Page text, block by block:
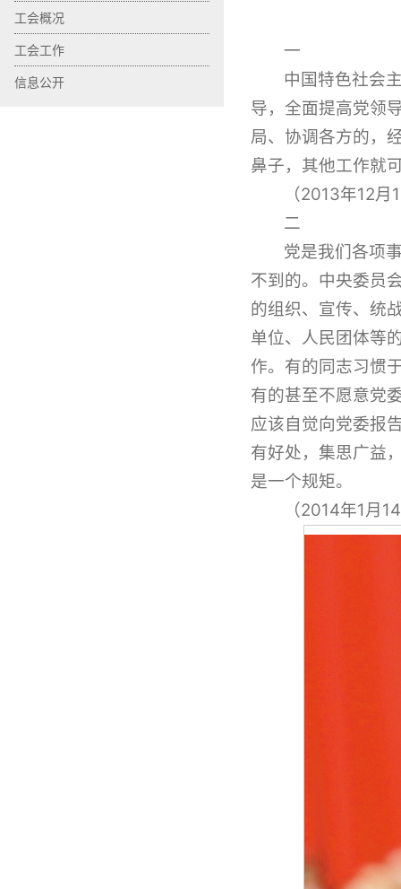
工会概况
工会工作
信息公开
一
中国特色社会
导，全面提高党领
局、协调各方的，
鼻子，其他工作就
（2013年12
二
党是我们各项
不到的。中央委员
的组织、宣传、统
单位、人民团体等
作。有的同志习惯
有的甚至不愿意党
应该自觉向党委报
有好处，集思广益
是一个规矩。
（2014年1月